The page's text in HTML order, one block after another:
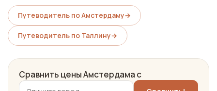
Путеводитель по Амстердаму→
Путеводитель по Таллину→
Сравнить цены Амстердама с